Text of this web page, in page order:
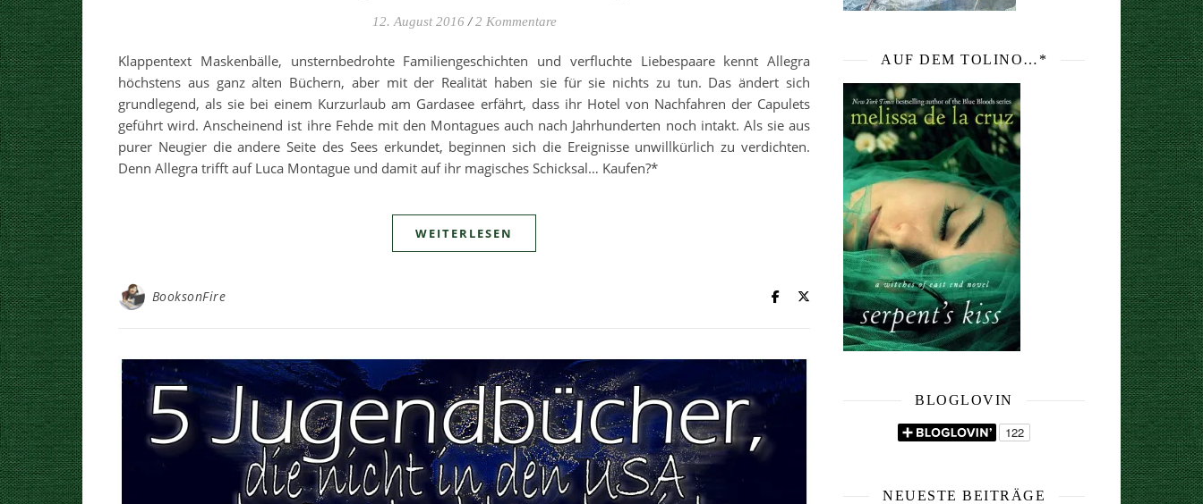
12. August 2016 / 2 Kommentare
Klappentext Maskenbälle, unsternbedrohte Familiengeschichten und verfluchte Liebespaare kennt Allegra
höchstens aus ganz alten Büchern, aber mit der Realität haben sie für sie nichts zu tun. Das ändert sich
grundlegend, als sie bei einem Kurzurlaub am Gardasee erfährt, dass ihr Hotel von Nachfahren der Capulets
geführt wird. Anscheinend ist ihre Fehde mit den Montagues auch nach Jahrhunderten noch intakt. Als sie aus
purer Neugier die andere Seite des Sees erkundet, beginnen sich die Ereignisse unwillkürlich zu verdichten.
Denn Allegra trifft auf Luca Montague und damit auf ihr magisches Schicksal… Kaufen?*
WEITERLESEN
BooksonFire
AUF DEM TOLINO…*
BLOGLOVIN
NEUESTE BEITRÄGE